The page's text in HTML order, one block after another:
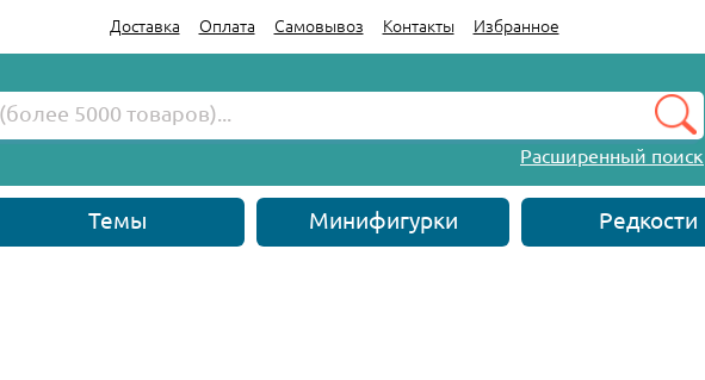
Доставка Оплата Самовывоз Контакты Избранное
Расширенный поиск
Темы Минифигурки Редкости